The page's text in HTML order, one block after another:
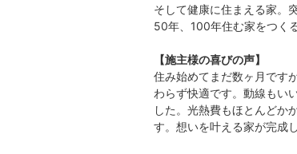
そして健康に住まえる家。
50年、100年住む家をつく
【施主様の喜びの声】
住み始めてまだ数ヶ月です
わらず快適です。動線もい
した。光熱費もほとんどか
す。想いを叶える家が完成